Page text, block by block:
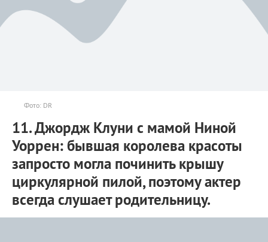
Фото: DR
11. Джордж Клуни с мамой Ниной
Уоррен: бывшая королева красоты
запросто могла починить крышу
циркулярной пилой, поэтому актер
всегда слушает родительницу.